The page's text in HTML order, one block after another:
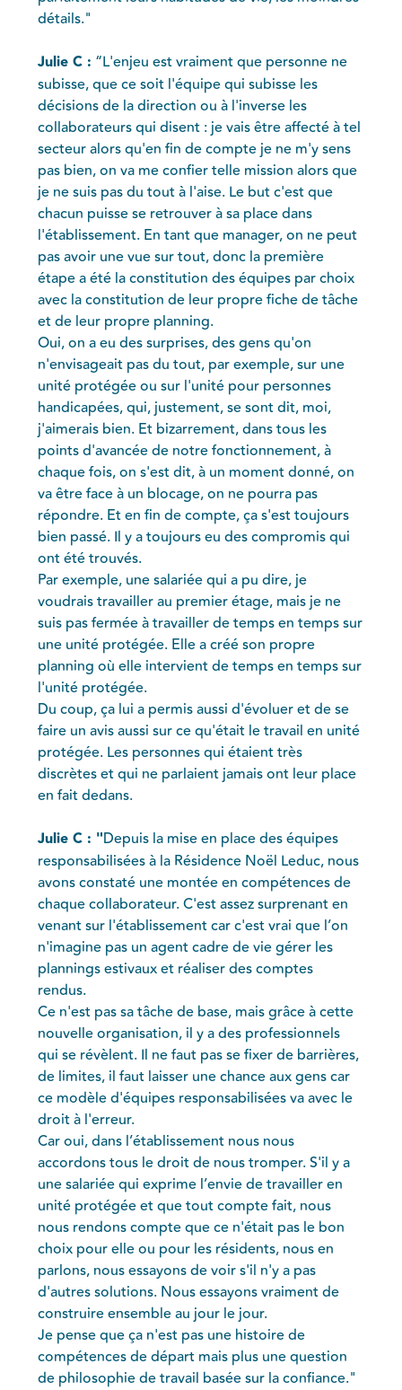
détails."
Julie C : “L'enjeu est vraiment que personne ne
subisse, que ce soit l'équipe qui subisse les
décisions de la direction ou à l'inverse les
collaborateurs qui disent : je vais être affecté à tel
secteur alors qu'en fin de compte je ne m'y sens
pas bien, on va me confier telle mission alors que
je ne suis pas du tout à l'aise. Le but c'est que
chacun puisse se retrouver à sa place dans
l'établissement. En tant que manager, on ne peut
pas avoir une vue sur tout, donc la première
étape a été la constitution des équipes par choix
avec la constitution de leur propre fiche de tâche
et de leur propre planning.
Oui, on a eu des surprises, des gens qu'on
n'envisageait pas du tout, par exemple, sur une
unité protégée ou sur l'unité pour personnes
handicapées, qui, justement, se sont dit, moi,
j'aimerais bien. Et bizarrement, dans tous les
points d'avancée de notre fonctionnement, à
chaque fois, on s'est dit, à un moment donné, on
va être face à un blocage, on ne pourra pas
répondre. Et en fin de compte, ça s'est toujours
bien passé. Il y a toujours eu des compromis qui
ont été trouvés.
Par exemple, une salariée qui a pu dire, je
voudrais travailler au premier étage, mais je ne
suis pas fermée à travailler de temps en temps sur
une unité protégée. Elle a créé son propre
planning où elle intervient de temps en temps sur
l'unité protégée.
Du coup, ça lui a permis aussi d'évoluer et de se
faire un avis aussi sur ce qu'était le travail en unité
protégée. Les personnes qui étaient très
discrètes et qui ne parlaient jamais ont leur place
en fait dedans.
Julie C : "Depuis la mise en place des équipes
responsabilisées à la Résidence Noël Leduc, nous
avons constaté une montée en compétences de
chaque collaborateur. C'est assez surprenant en
venant sur l'établissement car c'est vrai que l’on
n'imagine pas un agent cadre de vie gérer les
plannings estivaux et réaliser des comptes
rendus.
Ce n'est pas sa tâche de base, mais grâce à cette
nouvelle organisation, il y a des professionnels
qui se révèlent. Il ne faut pas se fixer de barrières,
de limites, il faut laisser une chance aux gens car
ce modèle d'équipes responsabilisées va avec le
droit à l'erreur.
Car oui, dans l’établissement nous nous
accordons tous le droit de nous tromper. S'il y a
une salariée qui exprime l’envie de travailler en
unité protégée et que tout compte fait, nous
nous rendons compte que ce n'était pas le bon
choix pour elle ou pour les résidents, nous en
parlons, nous essayons de voir s'il n'y a pas
d'autres solutions. Nous essayons vraiment de
construire ensemble au jour le jour.
Je pense que ça n'est pas une histoire de
compétences de départ mais plus une question
de philosophie de travail basée sur la confiance."